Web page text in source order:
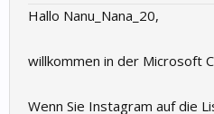
Hallo Nanu_Nana_20,
willkommen in der Microsoft
Wenn Sie Instagram auf die